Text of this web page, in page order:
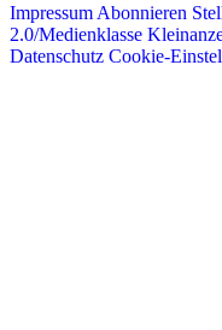
Impressum Abonnieren
2.0/Medienklasse
Datenschutz Cookie-